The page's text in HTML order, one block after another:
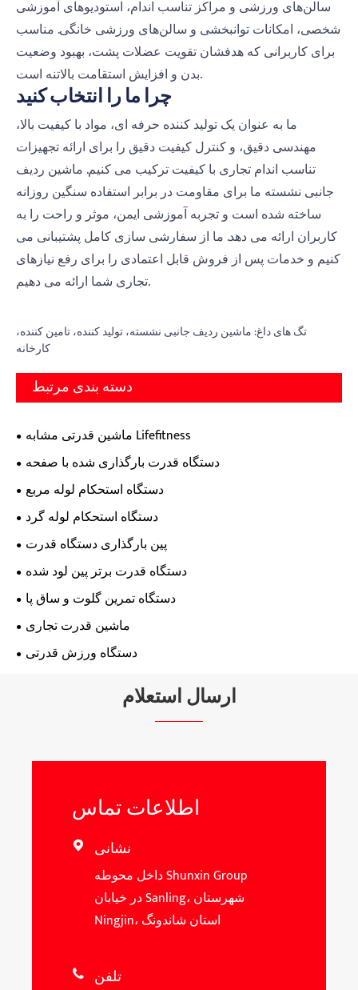
سالن‌های ورزشی و مراکز تناسب اندام، استودیوهای آموزشی
شخصی، امکانات توانبخشی و سالن‌های ورزشی خانگی. مناسب
برای کاربرانی که هدفشان تقویت عضلات پشت، بهبود وضعیت
بدن و افزایش استقامت بالاتنه است.
چرا ما را انتخاب کنید
ما به عنوان یک تولید کننده حرفه ای، مواد با کیفیت بالا،
مهندسی دقیق، و کنترل کیفیت دقیق را برای ارائه تجهیزات
تناسب اندام تجاری با کیفیت ترکیب می کنیم. ماشین ردیف
جانبی نشسته ما برای مقاومت در برابر استفاده سنگین روزانه
ساخته شده است و تجربه آموزشی ایمن، موثر و راحت را به
کاربران ارائه می دهد. ما از سفارشی سازی کامل پشتیبانی می
کنیم و خدمات پس از فروش قابل اعتمادی را برای رفع نیازهای
تجاری شما ارائه می دهیم.
تگ های داغ: ماشین ردیف جانبی نشسته، تولید کننده، تامین کننده،
کارخانه
دسته بندی مرتبط
ماشین قدرتی مشابه Lifefitness
دستگاه قدرت بارگذاری شده با صفحه
دستگاه استحکام لوله مربع
دستگاه استحکام لوله گرد
پین بارگذاری دستگاه قدرت
دستگاه قدرت برتر پین لود شده
دستگاه تمرین گلوت و ساق پا
ماشین قدرت تجاری
دستگاه ورزش قدرتی
ارسال استعلام
اطلاعات تماس
 نشانی
داخل محوطه Shunxin Group
در خیابان Sanling، شهرستان
Ningjin، استان شاندونگ
 تلفن